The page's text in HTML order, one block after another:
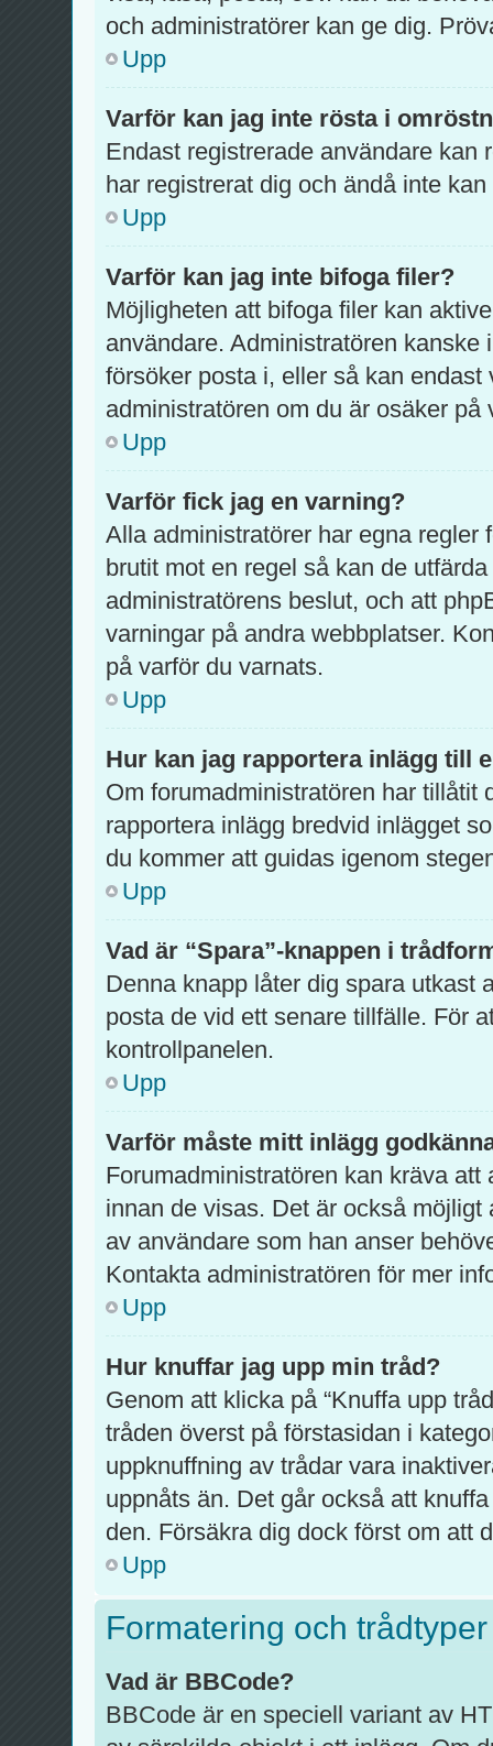
och administratörer kan ge dig.
Upp
Varför kan jag inte rösta i
Endast registrerade användare kan
har registrerat dig och ändå inte
Upp
Varför kan jag inte bifoga filer?
Möjligheten att bifoga filer kan
användare. Administratören
försöker posta i, eller så kan
administratören om du är osäker
Upp
Varför fick jag en varning?
Alla administratörer har egna regler
brutit mot en regel så kan de
administratörens beslut, och att
varningar på andra webbplatser.
på varför du varnats.
Upp
Hur kan jag rapportera inlägg till
Om forumadministratören har tillåtit
rapportera inlägg bredvid inlägget
du kommer att guidas igenom
Upp
Vad är “Spara”-knappen i
Denna knapp låter dig spara utkast
posta de vid ett senare tillfälle. För
kontrollpanelen.
Upp
Varför måste mitt inlägg
Forumadministratören kan kräva
innan de visas. Det är också
av användare som han anser
Kontakta administratören för mer
Upp
Hur knuffar jag upp min tråd?
Genom att klicka på “Knuffa upp
tråden överst på förstasidan i
uppknuffning av trådar vara
uppnåts än. Det går också att
den. Försäkra dig dock först om att
Upp
Formatering och trådtyper
Vad är BBCode?
BBCode är en speciell variant av